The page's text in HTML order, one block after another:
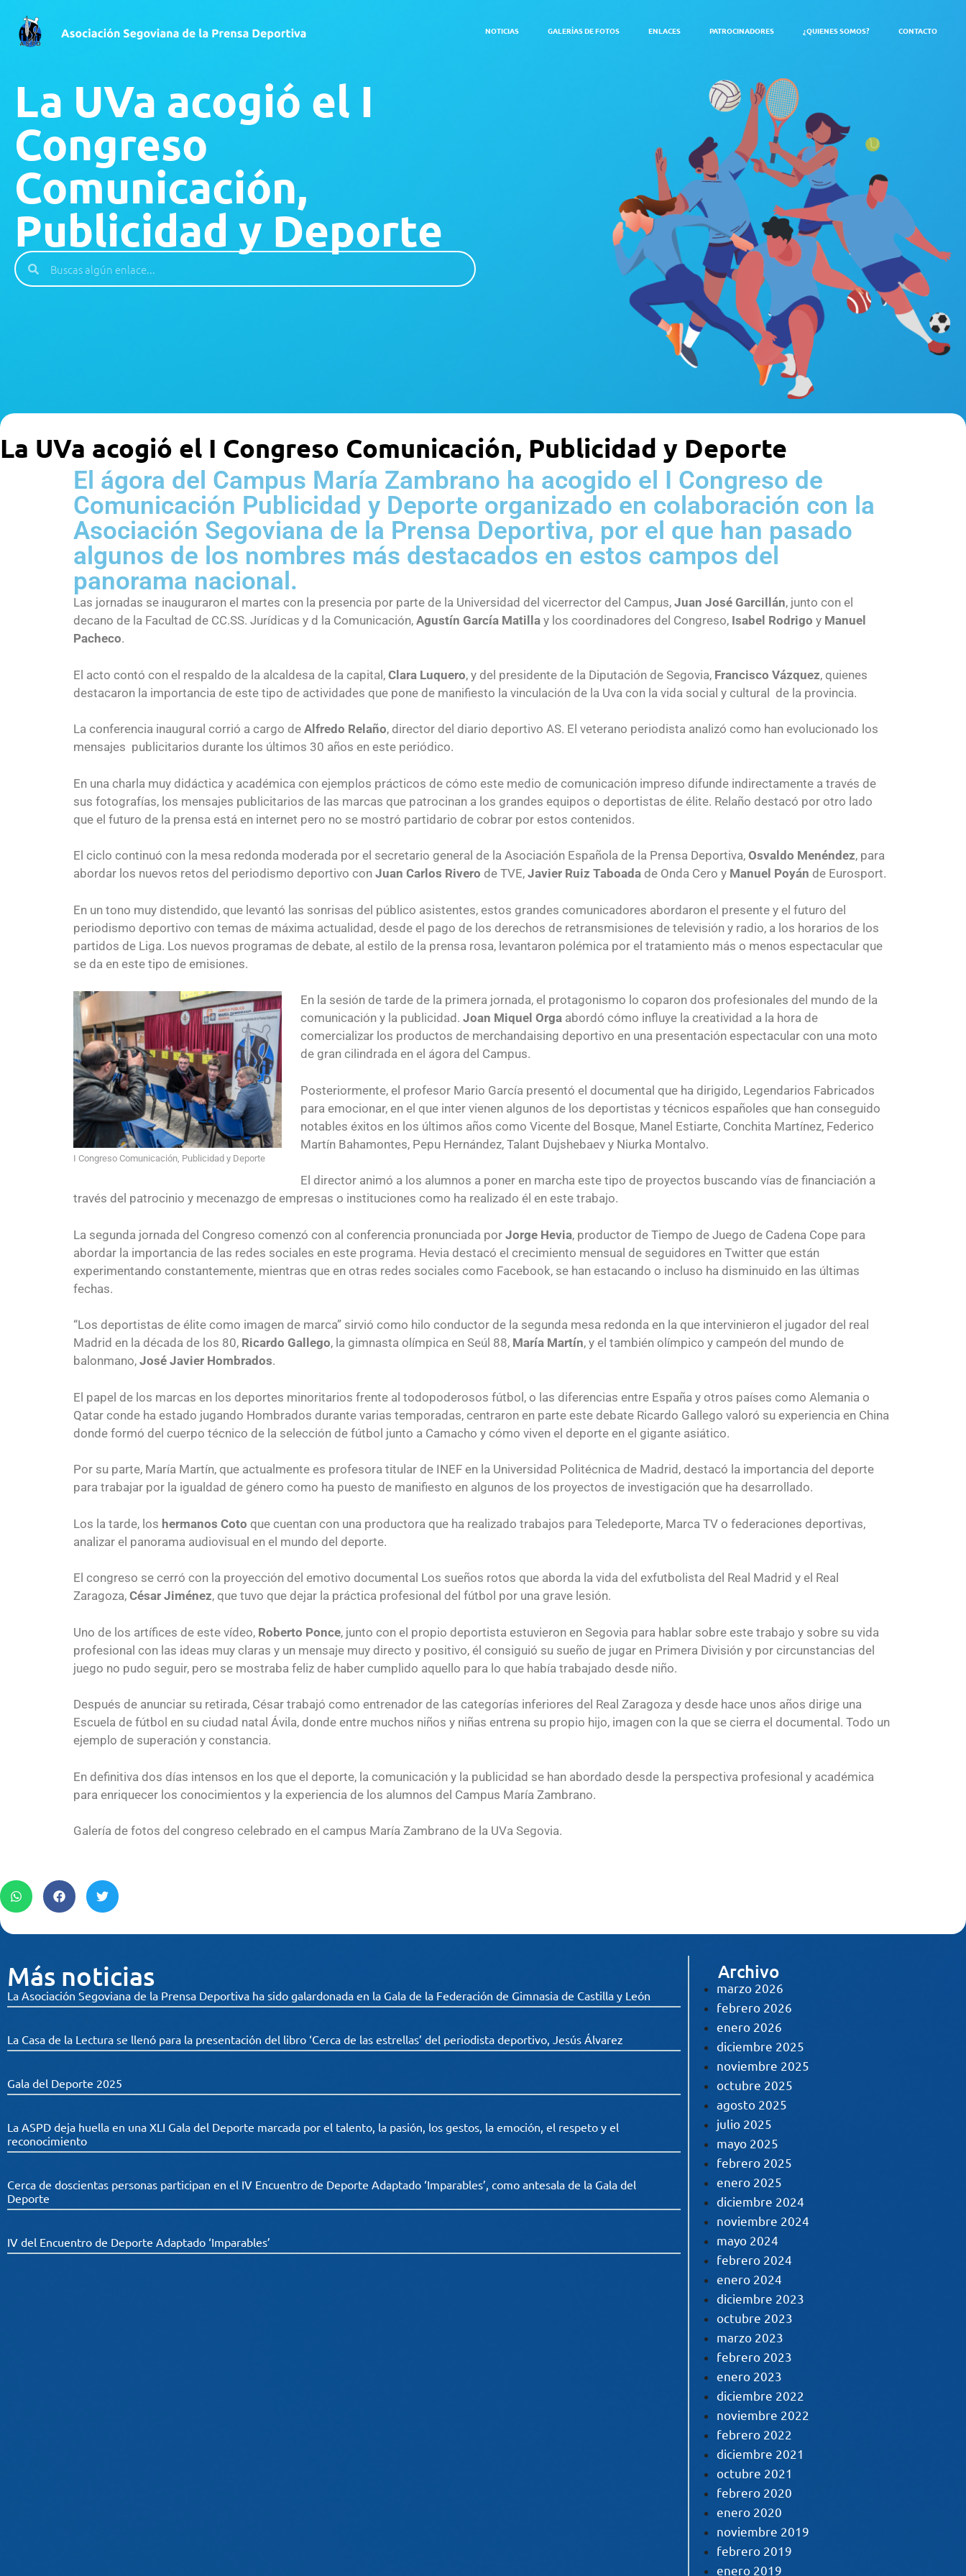
NOTICIAS GALERÍAS DE FOTOS ENLACES PATROCINADORES ¿QUIENES SOMOS? CONTACTO
La UVa acogió el I
Congreso
Comunicación,
Publicidad y Deporte
La UVa acogió el I Congreso Comunicación, Publicidad y Deporte
El ágora del Campus María Zambrano ha acogido el I Congreso de
Comunicación Publicidad y Deporte organizado en colaboración con la
Asociación Segoviana de la Prensa Deportiva, por el que han pasado
algunos de los nombres más destacados en estos campos del
panorama nacional.
Las jornadas se inauguraron el martes con la presencia por parte de la Universidad del vicerrector del Campus, Juan José Garcillán, junto con el
decano de la Facultad de CC.SS. Jurídicas y d la Comunicación, Agustín García Matilla y los coordinadores del Congreso, Isabel Rodrigo y Manuel
Pacheco.
El acto contó con el respaldo de la alcaldesa de la capital, Clara Luquero, y del presidente de la Diputación de Segovia, Francisco Vázquez, quienes
destacaron la importancia de este tipo de actividades que pone de manifiesto la vinculación de la Uva con la vida social y cultural de la provincia.
La conferencia inaugural corrió a cargo de Alfredo Relaño, director del diario deportivo AS. El veterano periodista analizó como han evolucionado los
mensajes publicitarios durante los últimos 30 años en este periódico.
En una charla muy didáctica y académica con ejemplos prácticos de cómo este medio de comunicación impreso difunde indirectamente a través de
sus fotografías, los mensajes publicitarios de las marcas que patrocinan a los grandes equipos o deportistas de élite. Relaño destacó por otro lado
que el futuro de la prensa está en internet pero no se mostró partidario de cobrar por estos contenidos.
El ciclo continuó con la mesa redonda moderada por el secretario general de la Asociación Española de la Prensa Deportiva, Osvaldo Menéndez, para
abordar los nuevos retos del periodismo deportivo con Juan Carlos Rivero de TVE, Javier Ruiz Taboada de Onda Cero y Manuel Poyán de Eurosport.
En un tono muy distendido, que levantó las sonrisas del público asistentes, estos grandes comunicadores abordaron el presente y el futuro del
periodismo deportivo con temas de máxima actualidad, desde el pago de los derechos de retransmisiones de televisión y radio, a los horarios de los
partidos de Liga. Los nuevos programas de debate, al estilo de la prensa rosa, levantaron polémica por el tratamiento más o menos espectacular que
se da en este tipo de emisiones.
I Congreso Comunicación, Publicidad y Deporte
En la sesión de tarde de la primera jornada, el protagonismo lo coparon dos profesionales del mundo de la
comunicación y la publicidad. Joan Miquel Orgaabordó cómo influye la creatividad a la hora de
comercializar los productos de merchandaising deportivo en una presentación espectacular con una moto
de gran cilindrada en el ágora del Campus.
Posteriormente, el profesor Mario García presentó el documental que ha dirigido, Legendarios Fabricados
para emocionar, en el que inter vienen algunos de los deportistas y técnicos españoles que han conseguido
notables éxitos en los últimos años como Vicente del Bosque, Manel Estiarte, Conchita Martínez, Federico
Martín Bahamontes, Pepu Hernández, Talant Dujshebaev y Niurka Montalvo.
El director animó a los alumnos a poner en marcha este tipo de proyectos buscando vías de financiación a
través del patrocinio y mecenazgo de empresas o instituciones como ha realizado él en este trabajo.
La segunda jornada del Congreso comenzó con al conferencia pronunciada por Jorge Hevia, productor de Tiempo de Juego de Cadena Cope para
abordar la importancia de las redes sociales en este programa. Hevia destacó el crecimiento mensual de seguidores en Twitter que están
experimentando constantemente, mientras que en otras redes sociales como Facebook, se han estacando o incluso ha disminuido en las últimas
fechas.
“Los deportistas de élite como imagen de marca” sirvió como hilo conductor de la segunda mesa redonda en la que intervinieron el jugador del real
Madrid en la década de los 80, Ricardo Gallego, la gimnasta olímpica en Seúl 88, María Martín, y el también olímpico y campeón del mundo de
balonmano, José Javier Hombrados.
El papel de los marcas en los deportes minoritarios frente al todopoderosos fútbol, o las diferencias entre España y otros países como Alemania o
Qatar conde ha estado jugando Hombrados durante varias temporadas, centraron en parte este debate Ricardo Gallego valoró su experiencia en China
donde formó del cuerpo técnico de la selección de fútbol junto a Camacho y cómo viven el deporte en el gigante asiático.
Por su parte, María Martín, que actualmente es profesora titular de INEF en la Universidad Politécnica de Madrid, destacó la importancia del deporte
para trabajar por la igualdad de género como ha puesto de manifiesto en algunos de los proyectos de investigación que ha desarrollado.
Los la tarde, los hermanos Coto que cuentan con una productora que ha realizado trabajos para Teledeporte, Marca TV o federaciones deportivas,
analizar el panorama audiovisual en el mundo del deporte.
El congreso se cerró con la proyección del emotivo documental Los sueños rotos que aborda la vida del exfutbolista del Real Madrid y el Real
Zaragoza, César Jiménez, que tuvo que dejar la práctica profesional del fútbol por una grave lesión.
Uno de los artífices de este vídeo, Roberto Ponce, junto con el propio deportista estuvieron en Segovia para hablar sobre este trabajo y sobre su vida
profesional con las ideas muy claras y un mensaje muy directo y positivo, él consiguió su sueño de jugar en Primera División y por circunstancias del
juego no pudo seguir, pero se mostraba feliz de haber cumplido aquello para lo que había trabajado desde niño.
Después de anunciar su retirada, César trabajó como entrenador de las categorías inferiores del Real Zaragoza y desde hace unos años dirige una
Escuela de fútbol en su ciudad natal Ávila, donde entre muchos niños y niñas entrena su propio hijo, imagen con la que se cierra el documental. Todo un
ejemplo de superación y constancia.
En definitiva dos días intensos en los que el deporte, la comunicación y la publicidad se han abordado desde la perspectiva profesional y académica
para enriquecer los conocimientos y la experiencia de los alumnos del Campus María Zambrano.
Galería de fotos del congreso celebrado en el campus María Zambrano de la UVa Segovia.
Más noticias
La Asociación Segoviana de la Prensa Deportiva ha sido galardonada en la Gala de la Federación de Gimnasia de Castilla y León
La Casa de la Lectura se llenó para la presentación del libro ‘Cerca de las estrellas’ del periodista deportivo, Jesús Álvarez
Gala del Deporte 2025
La ASPD deja huella en una XLI Gala del Deporte marcada por el talento, la pasión, los gestos, la emoción, el respeto y el
reconocimiento
Cerca de doscientas personas participan en el IV Encuentro de Deporte Adaptado ‘Imparables’, como antesala de la Gala del
Deporte
IV del Encuentro de Deporte Adaptado ‘Imparables’
Archivo
marzo 2026
febrero 2026
enero 2026
diciembre 2025
noviembre 2025
octubre 2025
agosto 2025
julio 2025
mayo 2025
febrero 2025
enero 2025
diciembre 2024
noviembre 2024
mayo 2024
febrero 2024
enero 2024
diciembre 2023
octubre 2023
marzo 2023
febrero 2023
enero 2023
diciembre 2022
noviembre 2022
febrero 2022
diciembre 2021
octubre 2021
febrero 2020
enero 2020
noviembre 2019
febrero 2019
enero 2019